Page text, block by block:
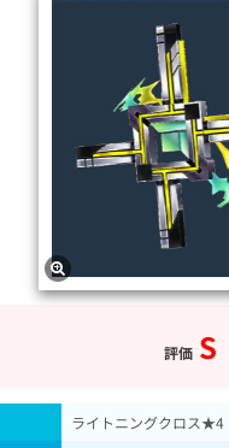
評価 S
ライトニングクロス★4